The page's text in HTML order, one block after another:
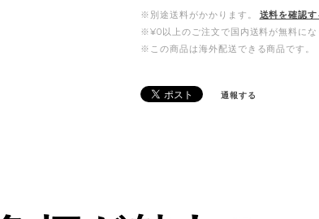
※別途送料がかかります。
送料を確認す
※¥0以上のご注文で国内送料が無料にな
※この商品は海外配送できる商品です。
通報する